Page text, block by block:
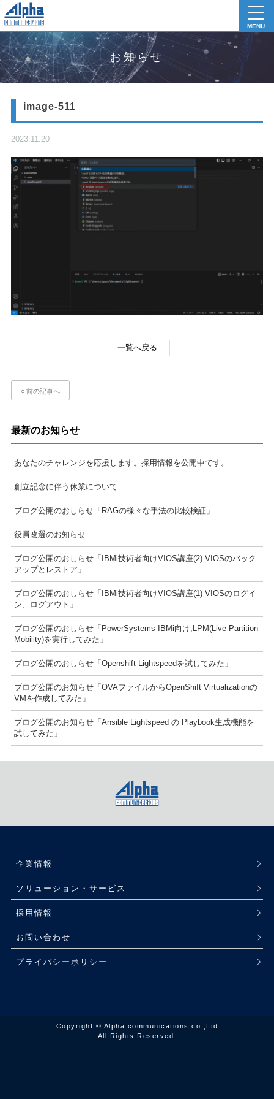
MENU
お知らせ
image-511
2023.11.20
一覧へ戻る
« 前の記事へ
最新のお知らせ
あなたのチャレンジを応援します。採用情報を公開中です。
創立記念に伴う休業について
ブログ公開のおしらせ「RAGの様々な手法の比較検証」
役員改選のお知らせ
ブログ公開のおしらせ「IBMi技術者向けVIOS講座(2) VIOSのバック
アップとレストア」
ブログ公開のおしらせ「IBMi技術者向けVIOS講座(1) VIOSのログイ
ン、ログアウト」
ブログ公開のおしらせ「PowerSystems IBMi向け,LPM(Live Partition
Mobility)を実行してみた」
ブログ公開のおしらせ「Openshift Lightspeedを試してみた」
ブログ公開のお知らせ「OVAファイルからOpenShift Virtualizationの
VMを作成してみた」
ブログ公開のお知らせ「Ansible Lightspeed の Playbook生成機能を
試してみた」
企業情報
ソリューション・サービス
採用情報
お問い合わせ
プライバシーポリシー
Copyright © Alpha communications co.,Ltd
All Rights Reserved.